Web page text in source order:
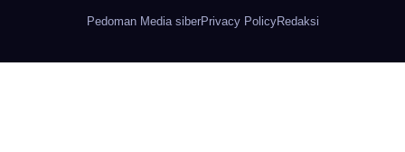
Pedoman Media siberPrivacy PolicyRedaksi